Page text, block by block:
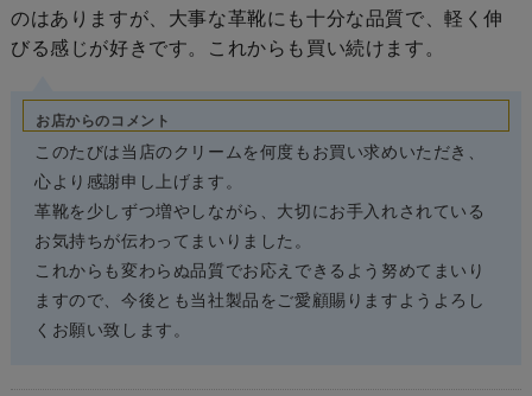
のはありますが、大事な革靴にも十分な品質で、軽く伸
びる感じが好きです。これからも買い続けます。
お店からのコメント
このたびは当店のクリームを何度もお買い求めいただき、
心より感謝申し上げます。
革靴を少しずつ増やしながら、大切にお手入れされている
お気持ちが伝わってまいりました。
これからも変わらぬ品質でお応えできるよう努めてまいり
ますので、今後とも当社製品をご愛顧賜りますようよろし
くお願い致します。